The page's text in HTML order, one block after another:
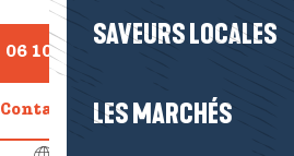
SAVEURS LOCALES
LES MARCHÉS
06 10 11 92
Contactez-nous